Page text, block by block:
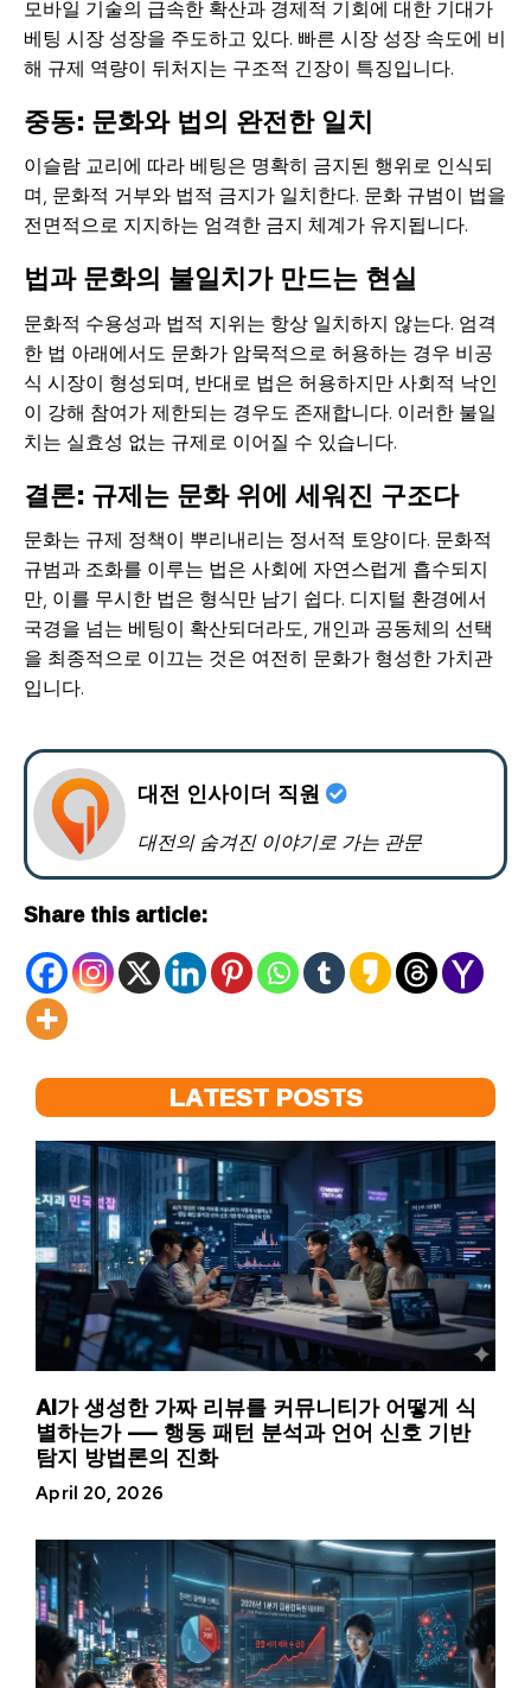
모바일 기술의 급속한 확산과 경제적 기회에 대한 기대가
베팅 시장 성장을 주도하고 있다. 빠른 시장 성장 속도에 비
해 규제 역량이 뒤처지는 구조적 긴장이 특징입니다.
중동: 문화와 법의 완전한 일치
이슬람 교리에 따라 베팅은 명확히 금지된 행위로 인식되
며, 문화적 거부와 법적 금지가 일치한다. 문화 규범이 법을
전면적으로 지지하는 엄격한 금지 체계가 유지됩니다.
법과 문화의 불일치가 만드는 현실
문화적 수용성과 법적 지위는 항상 일치하지 않는다. 엄격
한 법 아래에서도 문화가 암묵적으로 허용하는 경우 비공
식 시장이 형성되며, 반대로 법은 허용하지만 사회적 낙인
이 강해 참여가 제한되는 경우도 존재합니다. 이러한 불일
치는 실효성 없는 규제로 이어질 수 있습니다.
결론: 규제는 문화 위에 세워진 구조다
문화는 규제 정책이 뿌리내리는 정서적 토양이다. 문화적
규범과 조화를 이루는 법은 사회에 자연스럽게 흡수되지
만, 이를 무시한 법은 형식만 남기 쉽다. 디지털 환경에서
국경을 넘는 베팅이 확산되더라도, 개인과 공동체의 선택
을 최종적으로 이끄는 것은 여전히 문화가 형성한 가치관
입니다.
대전 인사이더 직원
대전의 숨겨진 이야기로 가는 관문
Share this article:
LATEST POSTS
AI가 생성한 가짜 리뷰를 커뮤니티가 어떻게 식
별하는가 — 행동 패턴 분석과 언어 신호 기반
탐지 방법론의 진화
April 20, 2026